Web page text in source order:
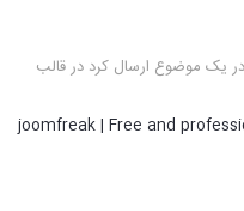
قالب
joomfreak | Free and